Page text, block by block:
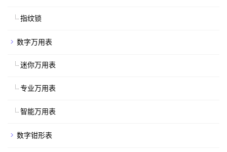
指纹锁
数字万用表
迷你万用表
专业万用表
智能万用表
数字钳形表